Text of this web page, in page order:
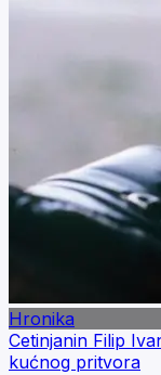
Hronika
Cetinjanin Filip
kućnog pritvora